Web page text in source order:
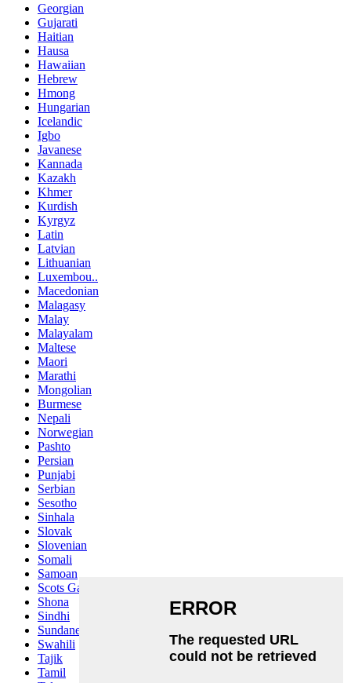
Georgian
Gujarati
Haitian
Hausa
Hawaiian
Hebrew
Hmong
Hungarian
Icelandic
Igbo
Javanese
Kannada
Kazakh
Khmer
Kurdish
Kyrgyz
Latin
Latvian
Lithuanian
Luxembou..
Macedonian
Malagasy
Malay
Malayalam
Maltese
Maori
Marathi
Mongolian
Burmese
Nepali
Norwegian
Pashto
Persian
Punjabi
Serbian
Sesotho
Sinhala
Slovak
Slovenian
Somali
Samoan
Scots Gaelic
Shona
Sindhi
Sundanese
Swahili
Tajik
Tamil